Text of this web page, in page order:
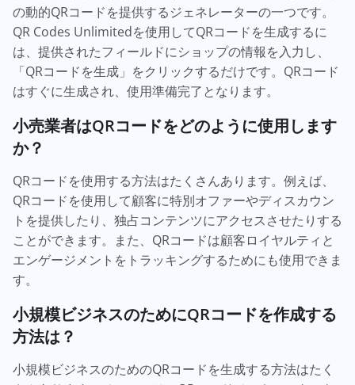
の動的QRコードを提供するジェネレーターの一つです。
QR Codes Unlimitedを使用してQRコードを生成するに
は、提供されたフィールドにショップの情報を入力し、
「QRコードを生成」をクリックするだけです。QRコード
はすぐに生成され、使用準備完了となります。
小売業者はQRコードをどのように使用します
か？
QRコードを使用する方法はたくさんあります。例えば、
QRコードを使用して顧客に特別オファーやディスカウン
トを提供したり、独占コンテンツにアクセスさせたりする
ことができます。また、QRコードは顧客ロイヤルティと
エンゲージメントをトラッキングするためにも使用できま
す。
小規模ビジネスのためにQRコードを作成する
方法は？
小規模ビジネスのためのQRコードを生成する方法はたく